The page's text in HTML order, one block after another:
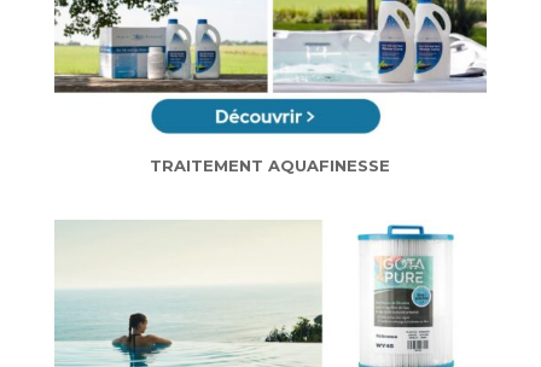
TRAITEMENT AQUAFINESSE